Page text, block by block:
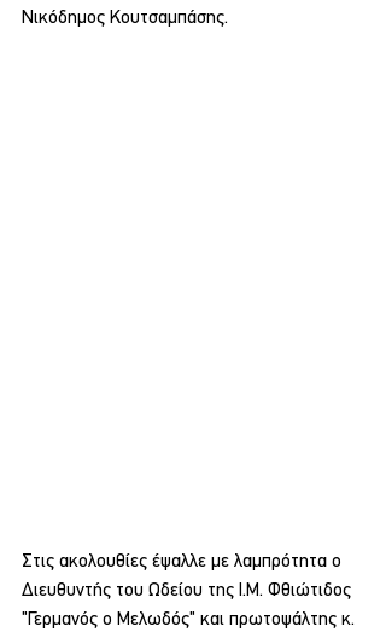
Νικόδημος Κουτσαμπάσης.
Στις ακολουθίες έψαλλε με λαμπρότητα ο
Διευθυντής του Ωδείου της Ι.Μ. Φθιώτιδος
"Γερμανός ο Μελωδός" και πρωτοψάλτης κ.